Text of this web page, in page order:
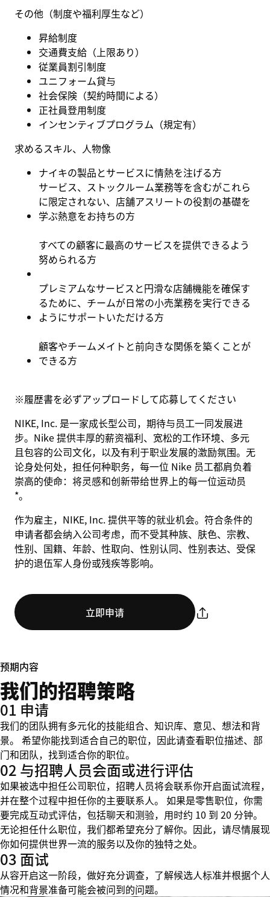
その他（制度や福利厚生など）
昇給制度
交通費支給（上限あり）
従業員割引制度
ユニフォーム貸与
社会保険 （契約時間による）
正社員登用制度
インセンティブプログラム（規定有）
求めるスキル、人物像
ナイキの製品とサービスに情熱を注げる方
サービス、ストックルーム業務等を含むがこれら
に限定されない、店舗アスリートの役割の基礎を
学ぶ熱意をお持ちの方
すべての顧客に最高のサービスを提供できるよう
努められる方
プレミアムなサービスと円滑な店舗機能を確保す
るために、チームが日常の小売業務を実行できる
ようにサポートいただける方
顧客やチームメイトと前向きな関係を築くことが
できる方
※履歴書を必ずアップロードして応募してください
NIKE, Inc. 是一家成长型公司，期待与员工一同发展进
步。Nike 提供丰厚的薪资福利、宽松的工作环境、多元
且包容的公司文化，以及有利于职业发展的激励氛围。无
论身处何处，担任何种职务，每一位 Nike 员工都肩负着
崇高的使命：将灵感和创新带给世界上的每一位运动员
*。
作为雇主，NIKE, Inc. 提供平等的就业机会。符合条件的
申请者都会纳入公司考虑，而不受其种族、肤色、宗教、
性别、国籍、年龄、性取向、性别认同、性别表达、受保
护的退伍军人身份或残疾等影响。
立即申请
预期内容
我们的招聘策略
01 申请
我们的团队拥有多元化的技能组合、知识库、意见、想法和背
景。 希望你能找到适合自己的职位，因此请查看职位描述、部
门和团队，找到适合你的职位。
02 与招聘人员会面或进行评估
如果被选中担任公司职位，招聘人员将会联系你开启面试流程，
并在整个过程中担任你的主要联系人。 如果是零售职位，你需
要完成互动式评估，包括聊天和测验，用时约 10 到 20 分钟。
无论担任什么职位，我们都希望充分了解你。因此，请尽情展现
你如何提供世界一流的服务以及你的独特之处。
03 面试
从容开启这一阶段，做好充分调查，了解候选人标准并根据个人
情况和背景准备可能会被问到的问题。